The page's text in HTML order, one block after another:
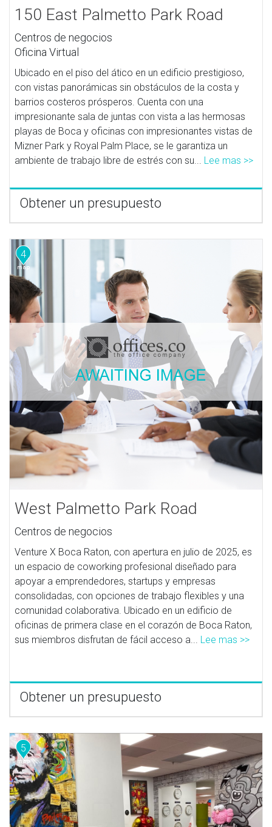
150 East Palmetto Park Road
Centros de negocios
Oficina Virtual
Ubicado en el piso del ático en un edificio prestigioso,
con vistas panorámicas sin obstáculos de la costa y
barrios costeros prósperos. Cuenta con una
impresionante sala de juntas con vista a las hermosas
playas de Boca y oficinas con impresionantes vistas de
Mizner Park y Royal Palm Place, se le garantiza un
ambiente de trabajo libre de estrés con su... Lee mas >>
Obtener un presupuesto
4
West Palmetto Park Road
Centros de negocios
Venture X Boca Raton, con apertura en julio de 2025, es
un espacio de coworking profesional diseñado para
apoyar a emprendedores, startups y empresas
consolidadas, con opciones de trabajo flexibles y una
comunidad colaborativa. Ubicado en un edificio de
oficinas de primera clase en el corazón de Boca Raton,
sus miembros disfrutan de fácil acceso a... Lee mas >>
Obtener un presupuesto
5